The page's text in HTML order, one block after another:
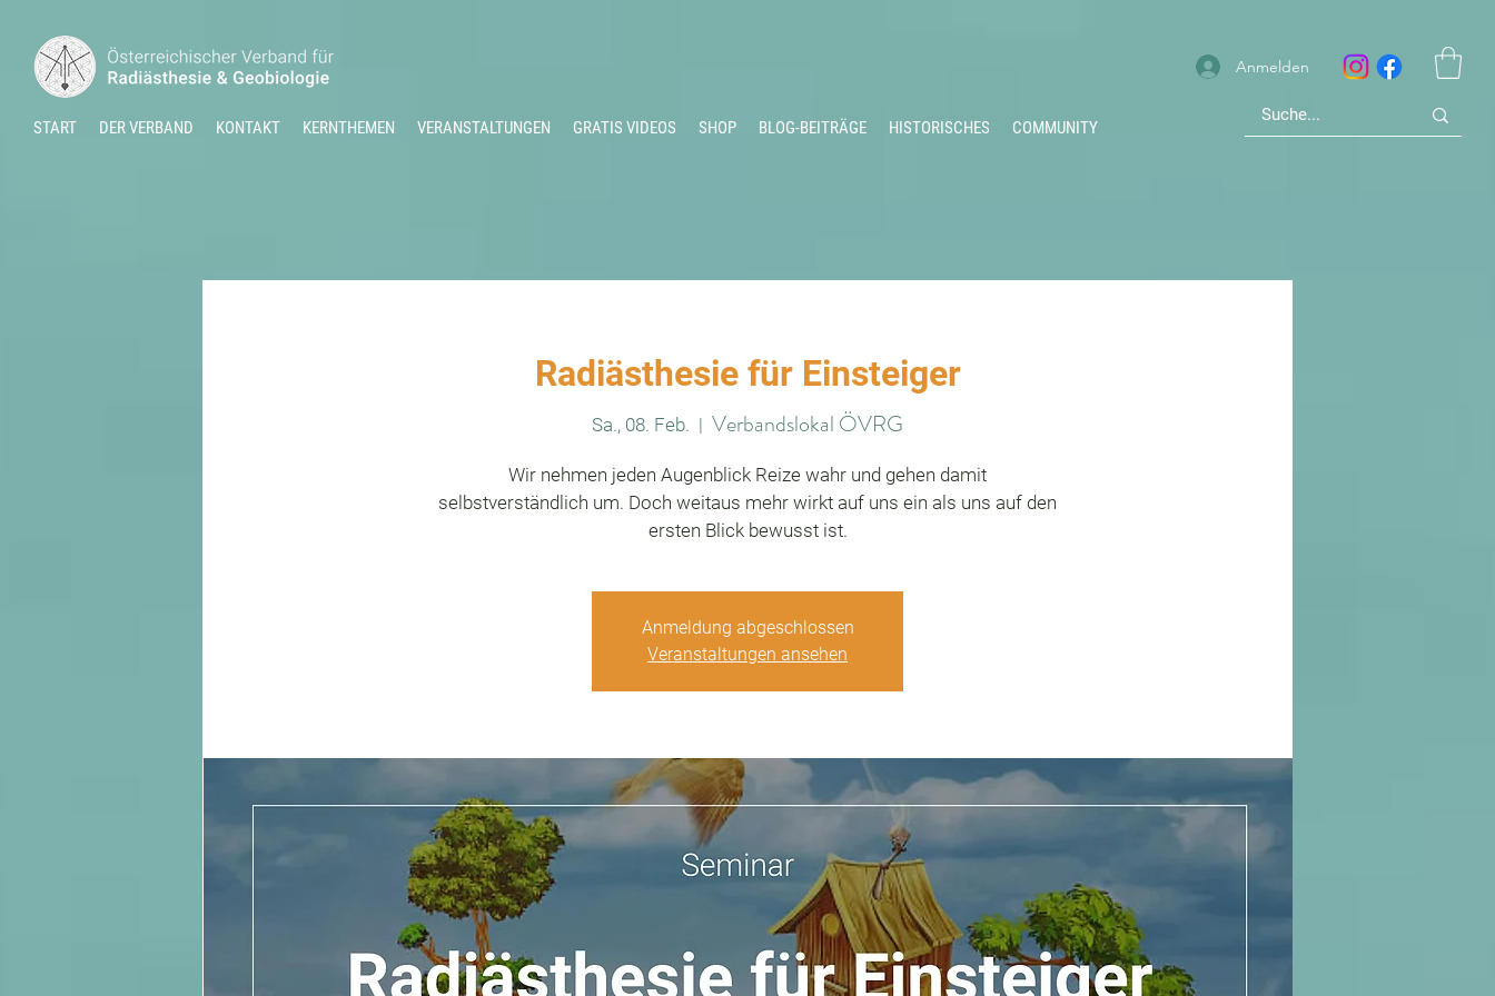
START DER VERBAND KONTAKT KERNTHEMEN VERANSTALTUNGEN GRATIS VIDEOS SHOP BLOG-BEITRÄGE HISTORISCHES COMMUNITY
Anmelden
Radiästhesie für Einsteiger
Sa., 08. Feb.
  |
Verbandslokal ÖVRG
Wir nehmen jeden Augenblick Reize wahr und gehen damit
selbstverständlich um. Doch weitaus mehr wirkt auf uns ein als uns auf den
ersten Blick bewusst ist.
Anmeldung abgeschlossen
Veranstaltungen ansehen